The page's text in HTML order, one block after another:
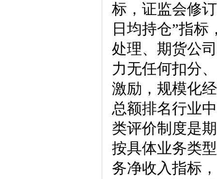
标，证监会修
日均持仓”指
处理、期货公
力无任何扣分
激励，规模化
总额排名行业
类评价制度是
按具体业务类
务净收入指标